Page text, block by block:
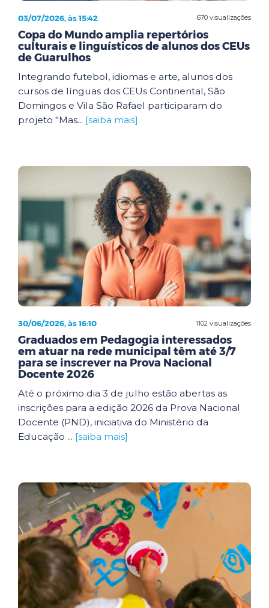
670 visualizações
03/07/2026, às 15:42
Copa do Mundo amplia repertórios
culturais e linguísticos de alunos dos CEUs
de Guarulhos
Integrando futebol, idiomas e arte, alunos dos
cursos de línguas dos CEUs Continental, São
Domingos e Vila São Rafael participaram do
projeto "Mas... [saiba mais]
1102 visualizações
30/06/2026, às 16:10
Graduados em Pedagogia interessados
em atuar na rede municipal têm até 3/7
para se inscrever na Prova Nacional
Docente 2026
Até o próximo dia 3 de julho estão abertas as
inscrições para a edição 2026 da Prova Nacional
Docente (PND), iniciativa do Ministério da
Educação ... [saiba mais]